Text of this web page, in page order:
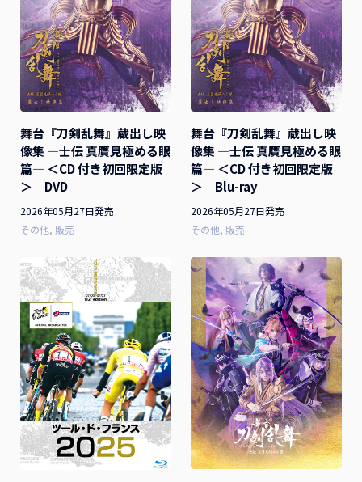
舞台『刀剣乱舞』蔵出し映
像集 ―士伝 真贋見極める眼
篇― ＜CD 付き初回限定版
＞ DVD
2026年05月27日発売
その他 販売
舞台『刀剣乱舞』蔵出し映
像集 ―士伝 真贋見極める眼
篇― ＜CD 付き初回限定版
＞ Blu-ray
2026年05月27日発売
その他 販売